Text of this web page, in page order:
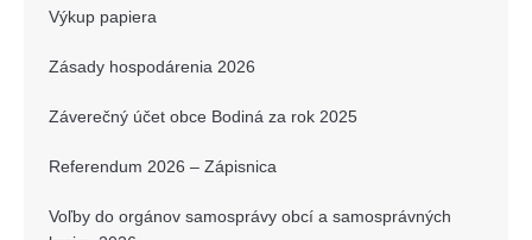
Výkup papiera
Zásady hospodárenia 2026
Záverečný účet obce Bodiná za rok 2025
Referendum 2026 – Zápisnica
Voľby do orgánov samosprávy obcí a samosprávných